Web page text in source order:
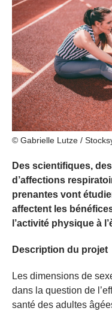
© Gabrielle Lutze /
Des scientifiques,
d’affections
prenantes vont
affectent les
l’activité physique à
Description du projet
Les dimensions de
dans la question de
santé des adultes